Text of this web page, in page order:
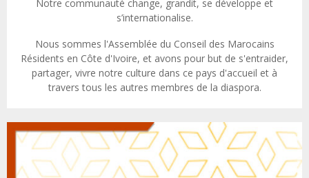
Notre communauté change, grandit, se développe et
s’internationalise.
Nous sommes l'Assemblée du Conseil des Marocains
Résidents en Côte d'Ivoire, et avons pour but de s'entraider,
partager, vivre notre culture dans ce pays d'accueil et à
travers tous les autres membres de la diaspora.